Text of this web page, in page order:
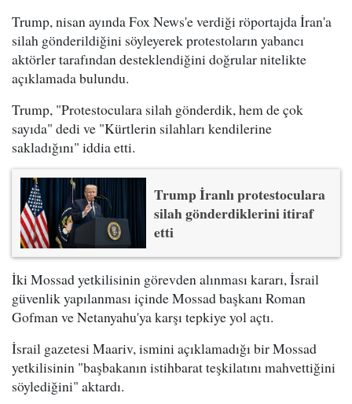
Trump, nisan ayında Fox News'e verdiği röportajda İran'a
silah gönderildiğini söyleyerek protestoların yabancı
aktörler tarafından desteklendiğini doğrular nitelikte
açıklamada bulundu.
Trump, "Protestoculara silah gönderdik, hem de çok
sayıda" dedi ve "Kürtlerin silahları kendilerine
sakladığını" iddia etti.
Trump İranlı protestoculara
silah gönderdiklerini itiraf
etti
İki Mossad yetkilisinin görevden alınması kararı, İsrail
güvenlik yapılanması içinde Mossad başkanı Roman
Gofman ve Netanyahu'ya karşı tepkiye yol açtı.
İsrail gazetesi Maariv, ismini açıklamadığı bir Mossad
yetkilisinin "başbakanın istihbarat teşkilatını mahvettiğini
söylediğini" aktardı.